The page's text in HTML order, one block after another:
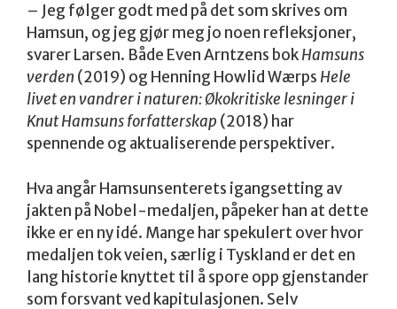
– Jeg følger godt med på det som skrives om
Hamsun, og jeg gjør meg jo noen refleksjoner,
svarer Larsen. Både Even Arntzens bokHamsuns
verden (2019) og Henning Howlid Wærps Hele
livet en vandrer i naturen: Økokritiske lesninger i
Knut Hamsuns forfatterskap (2018) har
spennende og aktualiserende perspektiver.
Hva angår Hamsunsenterets igangsetting av
jakten på Nobel-medaljen, påpeker han at dette
ikke er en ny idé. Mange har spekulert over hvor
medaljen tok veien, særlig i Tyskland er det en
lang historie knyttet til å spore opp gjenstander
som forsvant ved kapitulasjonen. Selv